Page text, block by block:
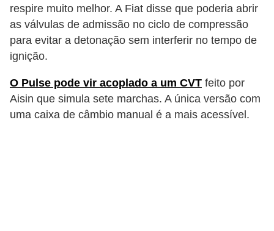
respire muito melhor. A Fiat disse que poderia abrir
as válvulas de admissão no ciclo de compressão
para evitar a detonação sem interferir no tempo de
ignição.
O Pulse pode vir acoplado a um CVT feito por
Aisin que simula sete marchas. A única versão com
uma caixa de câmbio manual é a mais acessível.
ã
o
S
g
u